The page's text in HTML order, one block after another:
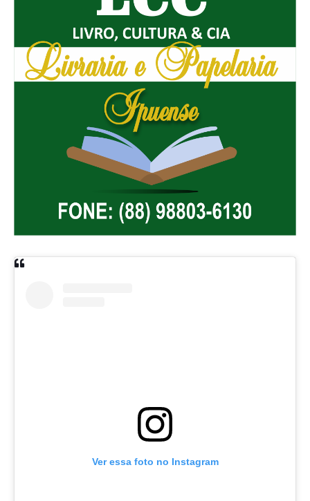
Ver essa foto no Instagram